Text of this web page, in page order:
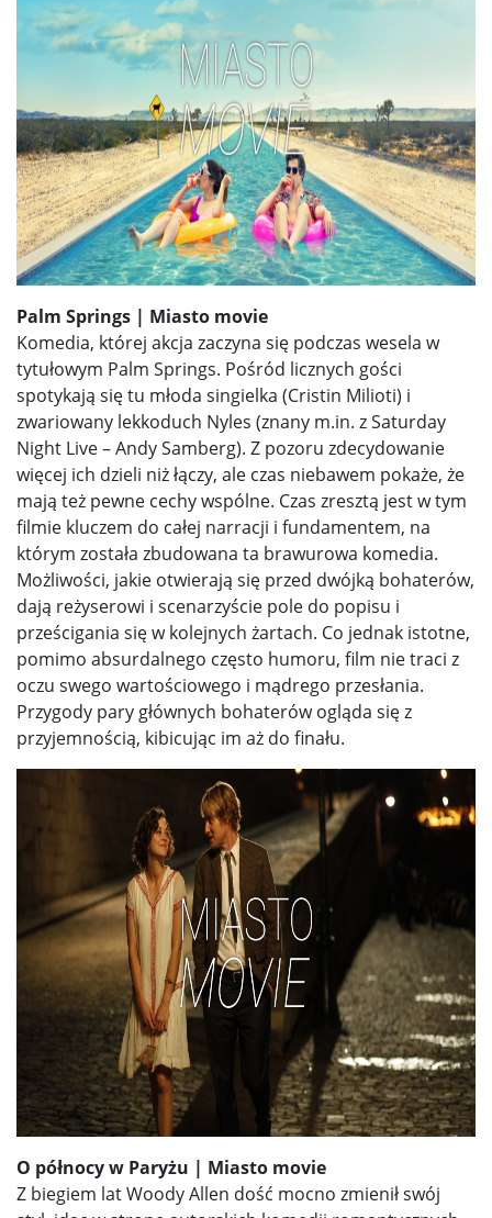
Palm Springs | Miasto movie
Komedia, której akcja zaczyna się podczas wesela w
tytułowym Palm Springs. Pośród licznych gości
spotykają się tu młoda singielka (Cristin Milioti) i
zwariowany lekkoduch Nyles (znany m.in. z Saturday
Night Live – Andy Samberg). Z pozoru zdecydowanie
więcej ich dzieli niż łączy, ale czas niebawem pokaże, że
mają też pewne cechy wspólne. Czas zresztą jest w tym
filmie kluczem do całej narracji i fundamentem, na
którym została zbudowana ta brawurowa komedia.
Możliwości, jakie otwierają się przed dwójką bohaterów,
dają reżyserowi i scenarzyście pole do popisu i
prześcigania się w kolejnych żartach. Co jednak istotne,
pomimo absurdalnego często humoru, film nie traci z
oczu swego wartościowego i mądrego przesłania.
Przygody pary głównych bohaterów ogląda się z
przyjemnością, kibicując im aż do finału.
O północy w Paryżu | Miasto movie
Z biegiem lat Woody Allen dość mocno zmienił swój